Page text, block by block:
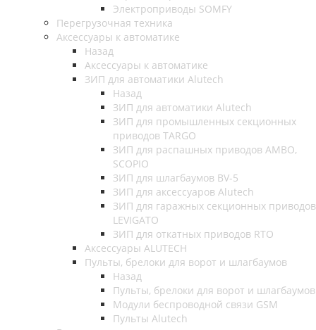
Электроприводы SOMFY
Перегрузочная техника
Аксессуары к автоматике
Назад
Аксессуары к автоматике
ЗИП для автоматики Alutech
Назад
ЗИП для автоматики Alutech
ЗИП для промышленных секционных
приводов TARGO
ЗИП для распашных приводов AMBO,
SCOPIO
ЗИП для шлагбаумов BV-5
ЗИП для аксессуаров Alutech
ЗИП для гаражных секционных приводов
LEVIGATO
ЗИП для откатных приводов RTO
Аксессуары ALUTECH
Пульты, брелоки для ворот и шлагбаумов
Назад
Пульты, брелоки для ворот и шлагбаумов
Модули беспроводной связи GSM
Пульты Alutech